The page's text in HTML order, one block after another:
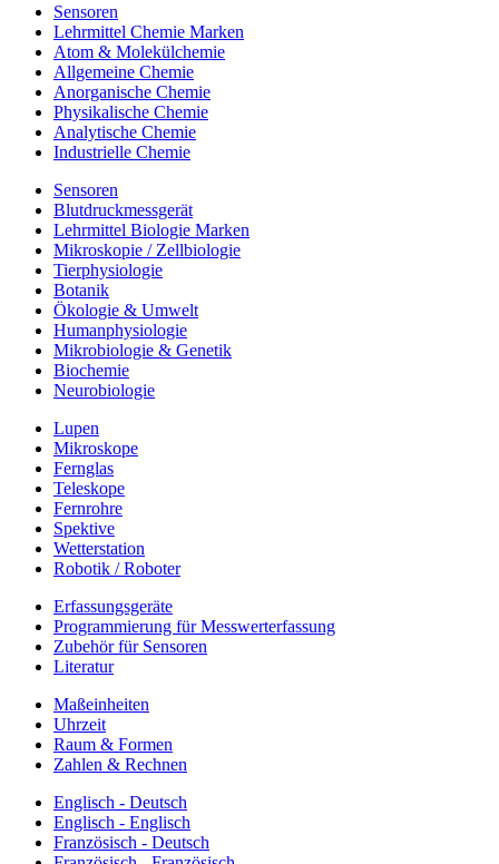
Sensoren
Lehrmittel Chemie Marken
Atom & Molekülchemie
Allgemeine Chemie
Anorganische Chemie
Physikalische Chemie
Analytische Chemie
Industrielle Chemie
Sensoren
Blutdruckmessgerät
Lehrmittel Biologie Marken
Mikroskopie / Zellbiologie
Tierphysiologie
Botanik
Ökologie & Umwelt
Humanphysiologie
Mikrobiologie & Genetik
Biochemie
Neurobiologie
Lupen
Mikroskope
Fernglas
Teleskope
Fernrohre
Spektive
Wetterstation
Robotik / Roboter
Erfassungsgeräte
Programmierung für Messwerterfassung
Zubehör für Sensoren
Literatur
Maßeinheiten
Uhrzeit
Raum & Formen
Zahlen & Rechnen
Englisch - Deutsch
Englisch - Englisch
Französisch - Deutsch